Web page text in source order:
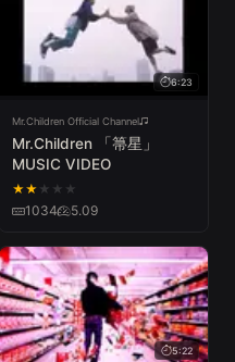
6:23
Mr.Children Official Channel
Mr.Children 「箒星」
MUSIC VIDEO
★★ ★ ★ ★
1034 5.09
5:22